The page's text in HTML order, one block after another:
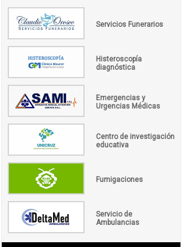
Servicios Funerarios
Histeroscopía
diagnóstica
Emergencias y
Urgencias Médicas
Centro de investigación
educativa
Fumigaciones
Servicio de
Ambulancias